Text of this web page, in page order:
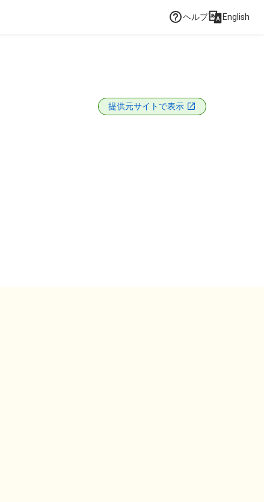
ヘルプ English
提供元サイトで表示